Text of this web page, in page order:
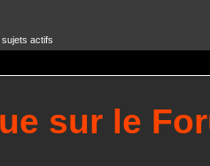
sujets actifs
sur le